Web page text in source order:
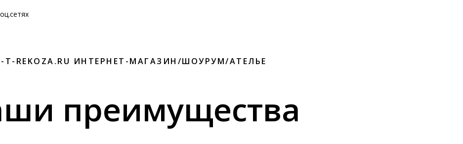
T-REKOZA.RU ИНТЕРНЕТ-МАГАЗИН/ШОУРУМ/АТЕЛЬЕ
преимущества